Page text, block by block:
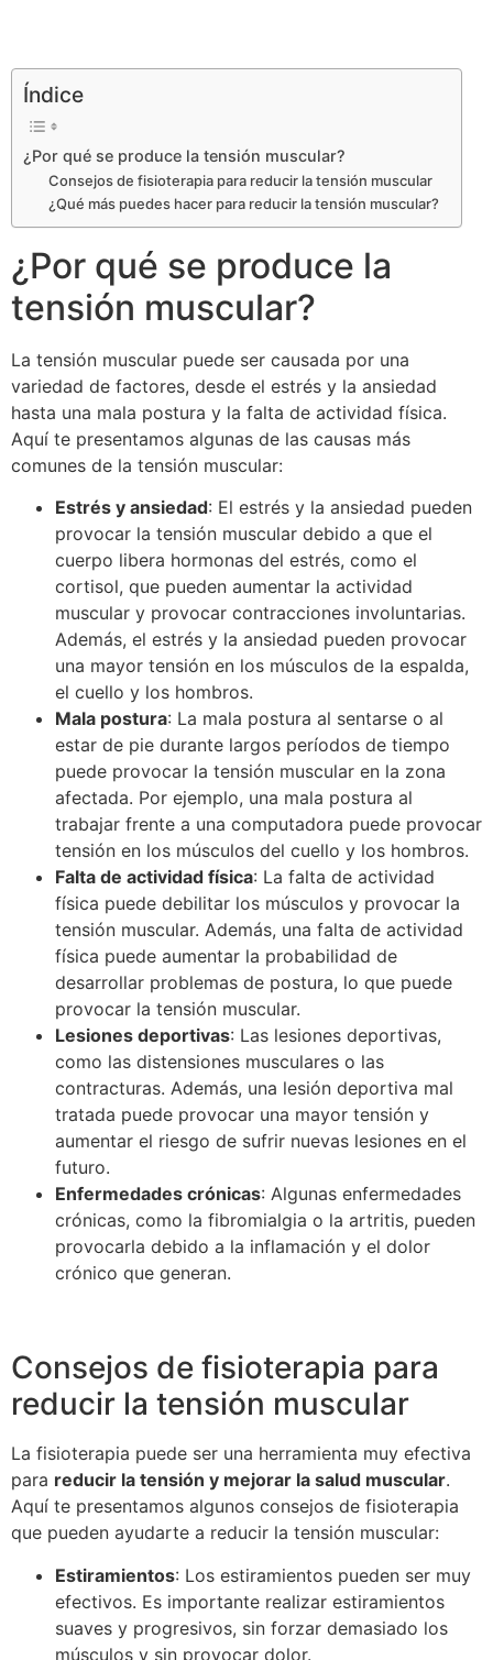
Índice
¿Por qué se produce la tensión muscular?
Consejos de fisioterapia para reducir la tensión muscular
¿Qué más puedes hacer para reducir la tensión muscular?
¿Por qué se produce la
tensión muscular?
La tensión muscular puede ser causada por una
variedad de factores, desde el estrés y la ansiedad
hasta una mala postura y la falta de actividad física.
Aquí te presentamos algunas de las causas más
comunes de la tensión muscular:
Estrés y ansiedad: El estrés y la ansiedad pueden
provocar la tensión muscular debido a que el
cuerpo libera hormonas del estrés, como el
cortisol, que pueden aumentar la actividad
muscular y provocar contracciones involuntarias.
Además, el estrés y la ansiedad pueden provocar
una mayor tensión en los músculos de la espalda,
el cuello y los hombros.
Mala postura: La mala postura al sentarse o al
estar de pie durante largos períodos de tiempo
puede provocar la tensión muscular en la zona
afectada. Por ejemplo, una mala postura al
trabajar frente a una computadora puede provocar
tensión en los músculos del cuello y los hombros.
Falta de actividad física: La falta de actividad
física puede debilitar los músculos y provocar la
tensión muscular. Además, una falta de actividad
física puede aumentar la probabilidad de
desarrollar problemas de postura, lo que puede
provocar la tensión muscular.
Lesiones deportivas: Las lesiones deportivas,
como las distensiones musculares o las
contracturas. Además, una lesión deportiva mal
tratada puede provocar una mayor tensión y
aumentar el riesgo de sufrir nuevas lesiones en el
futuro.
Enfermedades crónicas: Algunas enfermedades
crónicas, como la fibromialgia o la artritis, pueden
provocarla debido a la inflamación y el dolor
crónico que generan.
Consejos de fisioterapia para
reducir la tensión muscular
La fisioterapia puede ser una herramienta muy efectiva
para reducir la tensión y mejorar la salud muscular.
Aquí te presentamos algunos consejos de fisioterapia
que pueden ayudarte a reducir la tensión muscular:
Estiramientos: Los estiramientos pueden ser muy
efectivos. Es importante realizar estiramientos
suaves y progresivos, sin forzar demasiado los
músculos y sin provocar dolor.